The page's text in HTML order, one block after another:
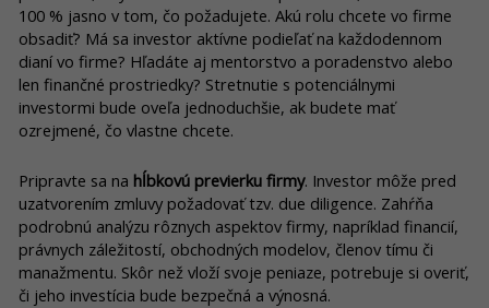
100 % jasno v tom, čo požadujete. Akú rolu chcete vo firme
obsadiť? Má sa investor aktívne podieľať na každodennom
dianí vo firme? Hľadáte aj mentorstvo a poradenstvo alebo
len finančné prostriedky? Stretnutie s potenciálnymi
investormi bude oveľa jednoduchšie, ak budete mať
ozrejmené, čo vlastne chcete.
Pripravte sa na hĺbkovú previerku firmy. Investor môže pred
uzatvorením zmluvy požadovať tzv. due diligence. Zahŕňa
podrobnú analýzu rôznych aspektov firmy, napríklad financií,
právnych záležitostí, obchodných modelov, členov tímu či
manažmentu. Skôr než vloží svoje peniaze, potrebuje si overiť,
či jeho investícia bude bezpečná a výnosná.